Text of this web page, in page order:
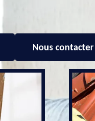
Nous contacter